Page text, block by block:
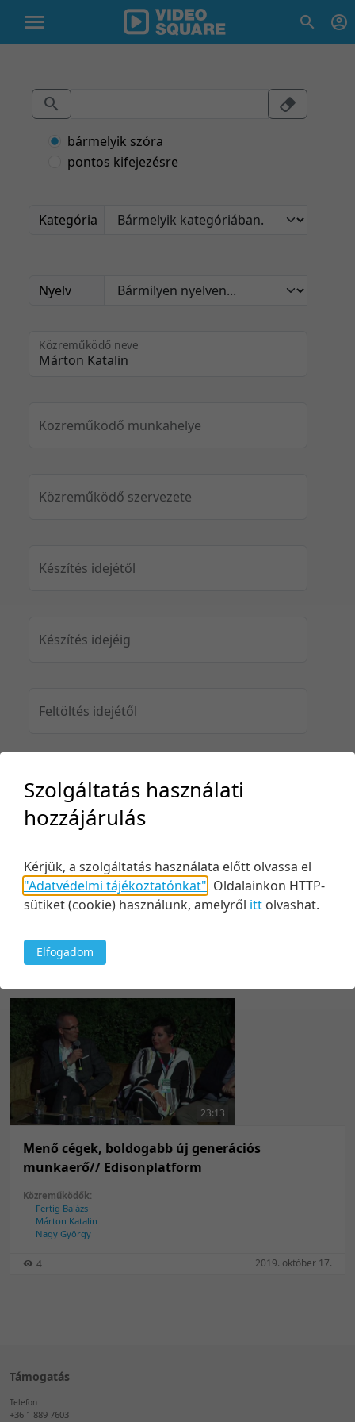
bármelyik szóra
pontos kifejezésre
Kategória
Nyelv
Közreműködő neve
Közreműködő munkahelye
Közreműködő szervezete
Készítés idejétől
Készítés idejéig
Feltöltés idejétől
Feltöltés idejéig
Keresés
Relevancia szerint
Kezdés/felvétel dátuma szerint
Feltöltés dátuma szerint
Feltöltés dátuma szerint
Utolsó módosítás szerint
Utolsó módosítás szerint
1 tétel
5 tétel/oldal
20 tétel/oldal
50 tétel/oldal
100 tétel/oldal
23:13
Menő cégek, boldogabb új generációs
munkaerő// Edisonplatform
Közreműködők:
Fertig Balázs
Márton Katalin
Nagy György
4 2019. október 17.
Támogatás
Telefon
+36 1 889 7603
Szolgáltatás használati
hozzájárulás
Kérjük, a szolgáltatás használata előtt olvassa el
"Adatvédelmi tájékoztatónkat" Oldalainkon HTTP-
sütiket (cookie) használunk, amelyről itt olvashat.
Elfogadom